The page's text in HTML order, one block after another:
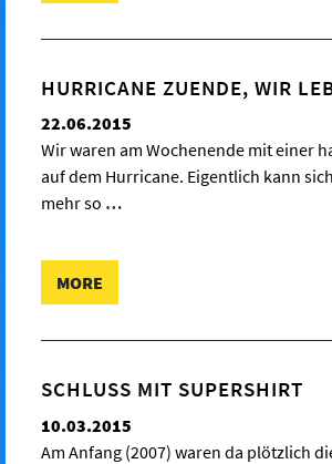
HURRICANE ZUENDE, WIR
22.06.2015
Wir waren am Wochenende mit einer
auf dem Hurricane. Eigentlich kann
mehr so …
MORE
SCHLUSS MIT SUPERSHIRT
10.03.2015
Am Anfang (2007) waren da plötzlich